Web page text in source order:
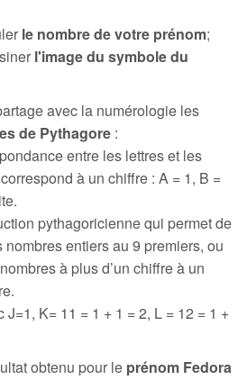
le nombre de votre prénom;
l'image du symbole du
avec la numérologie les
de Pythagore :
entre les lettres et les
à un chiffre : A = 1, B =
pythagoricienne qui permet de
nombres entiers au 9 premiers, ou
à plus d’un chiffre à un
J=1, K= 11 = 1 + 1 = 2, L = 12 = 1 +
obtenu pour le prénom Fedora